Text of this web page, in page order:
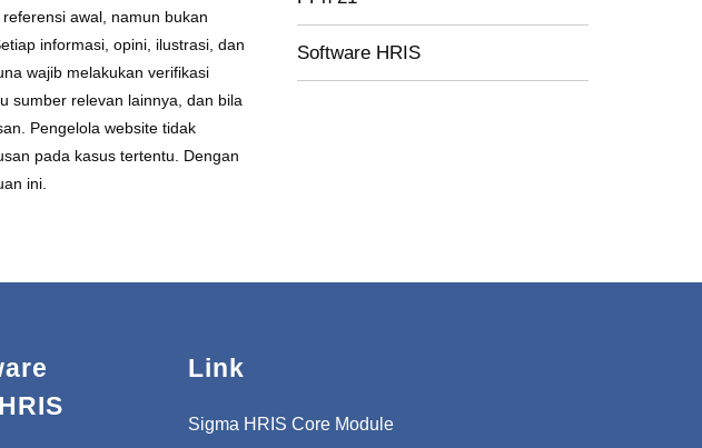
awal, namun bukan
informasi, opini, ilustrasi, dan
wajib melakukan verifikasi
sumber relevan lainnya, dan bila
Pengelola website tidak
pada kasus tertentu. Dengan
ini.
Software HRIS
Link
Sigma HRIS Core Module